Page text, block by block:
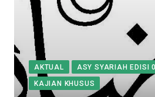
AKTUAL
ASY SYARIAH EDISI
KAJIAN KHUSUS